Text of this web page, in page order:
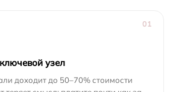
01
узел
доходит до 50–70% стоимости